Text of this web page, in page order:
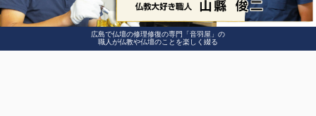
広島で仏壇の修理修復の専門「音羽屋」の
職人が仏教や仏壇のことを楽しく綴る